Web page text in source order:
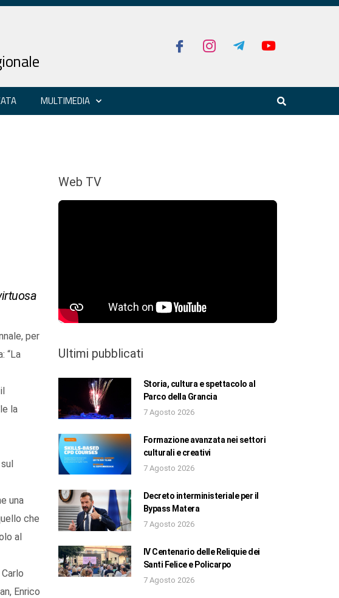
MULTIMEDIA
per
“La
la
una
che
al
Enrico
Web TV
Ultimi pubblicati
Storia, cultura e spettacolo al
Parco della Grancia
7 Agosto 2026
Formazione avanzata nei settori
culturali e creativi
7 Agosto 2026
Decreto interministeriale per il
Bypass Matera
7 Agosto 2026
IV Centenario delle Reliquie dei
Santi Felice e Policarpo
7 Agosto 2026